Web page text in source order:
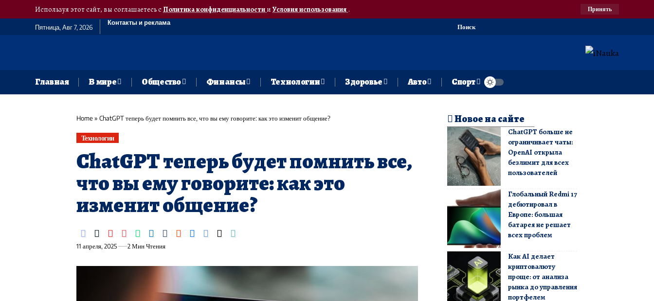
Используя этот сайт, вы соглашаетесь сПолитика конфиденциальностии Условия использования. Принять
Пятница, Авг 7, 2026
Контакты и реклама
Поиск
Главная В мире Общество Финансы Технологии Здоровье Авто Спорт
Home» ChatGPT теперь будет помнить все, что вы ему говорите: как это изменит общение?
Технологии
ChatGPT теперь будет помнить все,
что вы ему говорите: как это
изменит общение?
11 апреля, 2025 2 Мин Чтения
Новое на сайте
ChatGPT больше не
ограничивает чаты:
OpenAI открыла
безлимит для всех
пользователей
Глобальный Redmi 17
дебютировал в
Европе: большая
батарея не решает
всех проблем
Как AI делает
криптовалюту
проще: от анализа
рынка до управления
портфелем